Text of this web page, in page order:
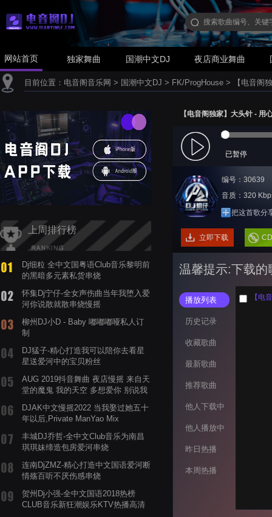
网站首页 独家舞曲 国潮中文DJ 夜店商业舞曲
目前位置： 电音阁音乐网 > 国潮中文DJ > FK/ProgHouse > 【电音阁
上周排行榜
Dj细粒 全中文国粤语Club音乐黎明前
的黑暗多元素私货串烧
怀集Dj宁仔-全女声伤曲当年我堕入爱
河你说散就散串烧慢摇
柳州DJ小D - Baby 嘟嘟嘟哑私人订
制
DJ猛子-精心打造我可以陪你去看星
星送爱河中的宝贝粉丝
AUG 2019抖音舞曲 夜店慢摇 来自天
堂的魔鬼 我的天空 多想爱你 别说我
DJAK中文慢摇2022 当我娶过她五十
年以后,Private ManYao Mix
丰城DJ乔哲-全中文Club音乐为南昌
琪琪妹缔造包房爱河串烧
连南DjZMZ-精心打造中文国语爱河断
情殇百听不厌伤感串烧
贺州Dj小强-全中文国语2018热榜
CLUB音乐新狂潮娱乐KTV热播高清
【电音阁独家】大头针 -
已暂停
编号：30639
音质：320
把这首歌分
立即下载
温馨提示:下载的
播放列表
历史记录
收藏歌曲
最新歌曲
推荐歌曲
他人下载中
他人播放中
昨日热播
本周热播
【电